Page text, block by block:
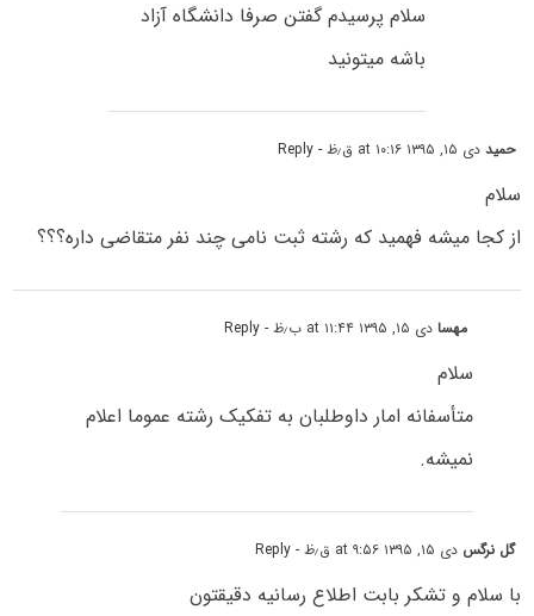
سلام پرسیدم گفتن صرفا دانشگاه آزاد
باشه میتونید
حمیددی ۱۵, ۱۳۹۵ at ۱۰:۱۶ ق٫ظ - Reply
سلام
از کجا میشه فهمید که رشته ثبت نامی چند نفر متقاضی داره؟؟؟
مهسادی ۱۵, ۱۳۹۵ at ۱۱:۴۴ ب٫ظ - Reply
سلام
متأسفانه امار داوطلبان به تفکیک رشته عموما اعلام
نمیشه.
گل نرگس دی ۱۵, ۱۳۹۵ at ۹:۵۶ ق٫ظ - Reply
با سلام و تشکر بابت اطلاع رسانیه دقیقتون